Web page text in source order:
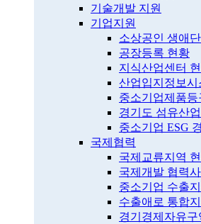
기술개발 지원
기업지원
소상공인 생애
공장등록 현황
지식산업센터
산업입지정보시
중소기업제품등
경기도 섬유산
중소기업 ESG
국제협력
국제교류지역
국제개발 협력
중소기업 수출
수출애로 통합
경기경제자유구